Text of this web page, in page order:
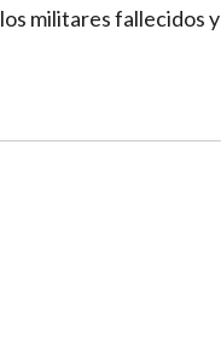
militares fallecidos y